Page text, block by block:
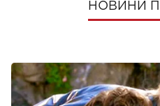
НОВИНИ